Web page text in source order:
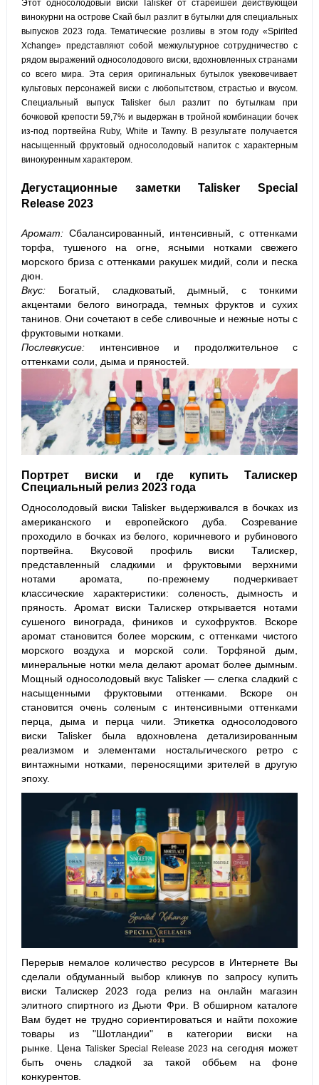
Этот односолодовый виски Talisker от старейшей действующей
винокурни на острове Скай был разлит в бутылки для специальных
выпусков 2023 года. Тематические розливы в этом году «Spirited
Xchange» представляют собой межкультурное сотрудничество с
рядом выражений односолодового виски, вдохновленных странами
со всего мира. Эта серия оригинальных бутылок увековечивает
культовых персонажей виски с любопытством, страстью и вкусом.
Специальный выпуск Talisker был разлит по бутылкам при
бочковой крепости 59,7% и выдержан в тройной комбинации бочек
из-под портвейна Ruby, White и Tawny. В результате получается
насыщенный фруктовый односолодовый напиток с характерным
винокуренным характером.
Дегустационные заметки Talisker Special
Release 2023
Аромат: Сбалансированный, интенсивный, с оттенками
торфа, тушеного на огне, ясными нотками свежего
морского бриза с оттенками ракушек мидий, соли и песка
дюн.
Вкус: Богатый, сладковатый, дымный, с тонкими
акцентами белого винограда, темных фруктов и сухих
танинов. Они сочетают в себе сливочные и нежные ноты с
фруктовыми нотками.
Послевкусие: интенсивное и продолжительное с
оттенками соли, дыма и пряностей.
Портрет виски и где купить Талискер
Специальный релиз 2023 года
Односолодовый виски Talisker выдерживался в бочках из
американского и европейского дуба. Созревание
проходило в бочках из белого, коричневого и рубинового
портвейна. Вкусовой профиль виски Талискер,
представленный сладкими и фруктовыми верхними
нотами аромата, по-прежнему подчеркивает
классические характеристики: соленость, дымность и
пряность. Аромат виски Талискер открывается нотами
сушеного винограда, фиников и сухофруктов. Вскоре
аромат становится более морским, с оттенками чистого
морского воздуха и морской соли. Торфяной дым,
минеральные нотки мела делают аромат более дымным.
Мощный односолодовый вкус Talisker — слегка сладкий с
насыщенными фруктовыми оттенками. Вскоре он
становится очень соленым с интенсивными оттенками
перца, дыма и перца чили. Этикетка односолодового
виски Talisker была вдохновлена детализированным
реализмом и элементами ностальгического ретро с
винтажными нотками, переносящими зрителей в другую
эпоху.
Перерыв немалое количество ресурсов в Интернете Вы
сделали обдуманный выбор кликнув по запросу купить
виски Талискер 2023 года релиз на онлайн магазин
элитного спиртного из Дьюти Фри. В обширном каталоге
Вам будет не трудно сориентироваться и найти похожие
товары из "Шотландии" в категории виски на
рынке. Цена Talisker Special Release 2023 на сегодня может
быть очень сладкой за такой оббьем на фоне
конкурентов.